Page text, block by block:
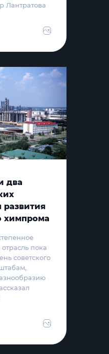
Лантратова
два
развития
химпрома
пока
советского